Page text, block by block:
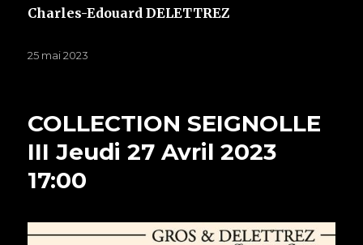
Charles-Edouard DELETTREZ
Publié
25 mai 2023
COLLECTION SEIGNOLLE
III Jeudi 27 Avril 2023
17:00